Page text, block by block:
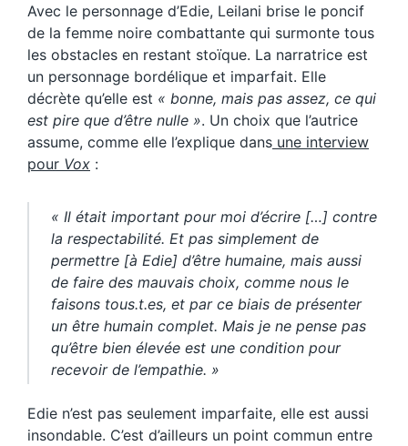
Avec le personnage d’Edie, Leilani brise le poncif
de la femme noire combattante qui surmonte tous
les obstacles en restant stoïque. La narratrice est
un personnage bordélique et imparfait. Elle
décrète qu’elle est « bonne, mais pas assez, ce qui
est pire que d’être nulle ». Un choix que l’autrice
assume, comme elle l’explique dans une interview
pour Vox :
« Il était important pour moi d’écrire […] contre
la respectabilité. Et pas simplement de
permettre [à Edie] d’être humaine, mais aussi
de faire des mauvais choix, comme nous le
faisons tous.t.es, et par ce biais de présenter
un être humain complet. Mais je ne pense pas
qu’être bien élevée est une condition pour
recevoir de l’empathie. »
Edie n’est pas seulement imparfaite, elle est aussi
insondable. C’est d’ailleurs un point commun entre